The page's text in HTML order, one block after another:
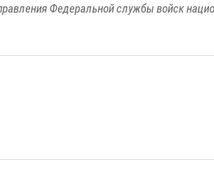
Федеральной службы войск